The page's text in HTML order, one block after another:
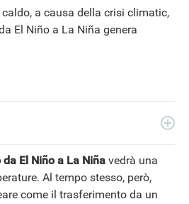
a causa della crisi climatic,
El Niño a La Niña genera
in TV, redazioni giornalistiche
come in TV, come autore, giornalista
Tecnologia scrivo nella sezione
El Niño a La Niña vedrà una
Al tempo stesso, però,
come il trasferimento da un